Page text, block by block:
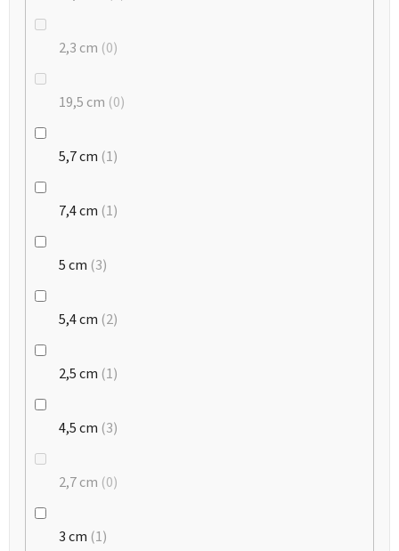
2,3 cm 0
19,5 cm 0
5,7 cm 1
7,4 cm 1
5 cm 3
5,4 cm 2
2,5 cm 1
4,5 cm 3
2,7 cm 0
3 cm 1